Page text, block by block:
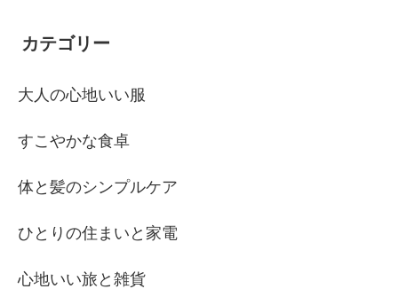
カテゴリー
大人の心地いい服
すこやかな食卓
体と髪のシンプルケア
ひとりの住まいと家電
心地いい旅と雑貨